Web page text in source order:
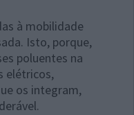
à mobilidade
Isto, porque,
poluentes na
elétricos,
os integram,